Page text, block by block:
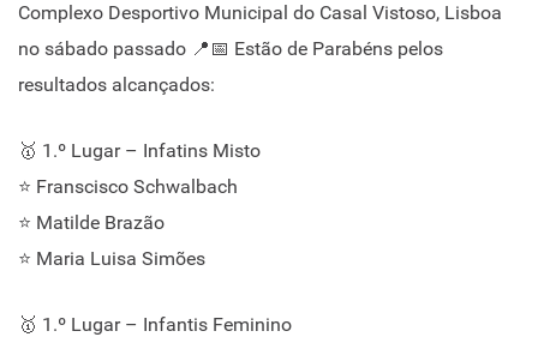
Complexo Desportivo Municipal do Casal Vistoso, Lisboa
no sábado passado 📍📅 Estão de Parabéns pelos
resultados alcançados:
🥇 1.º Lugar – Infatins Misto
⭐ Franscisco Schwalbach
⭐ Matilde Brazão
⭐ Maria Luisa Simões
🥇 1.º Lugar – Infantis Feminino